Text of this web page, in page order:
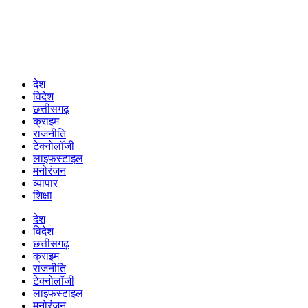
देश
विदेश
छत्तीसगढ़
क्राइम
राजनीति
टेक्नोलॉजी
लाइफस्टाइल
मनोरंजन
व्यापार
शिक्षा
देश
विदेश
छत्तीसगढ़
क्राइम
राजनीति
टेक्नोलॉजी
लाइफस्टाइल
मनोरंजन